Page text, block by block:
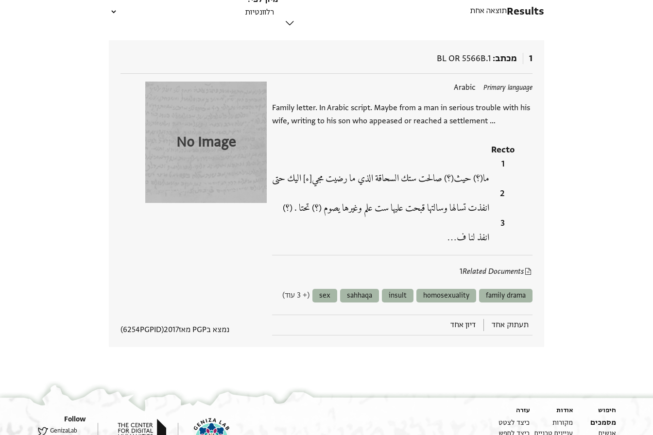
Resultsתוצאה אחת
1 מכתב BL OR 5566B.1
Primary language
Arabic
Family letter. In Arabic script. Maybe from a man in serious trouble with his
wife, writing to his son who appeased or reached a settlement …
Recto
ما(؟) حيث(؟) صالحت ستك السحاقة الذي ما رضيت مجي[ء] اليك حتى
انفذت تسالها وسالتها قبحت عليها ست علم وغيرها يصوم (؟) تحتا . (؟)
انفذ لنا ف‮…
Related Documents
1
תגים
family drama
homosexuality
insult
sahhaqa
sex (+ 3 עוד)
תעתוק אחד דיון אחד
No Image
נמצא בPGP מאז 2017
PGPID
6254
חיפוש
מסמכים
אודות
מקורות
עזרה
כיצד לצטט
Follow
GenizaLab